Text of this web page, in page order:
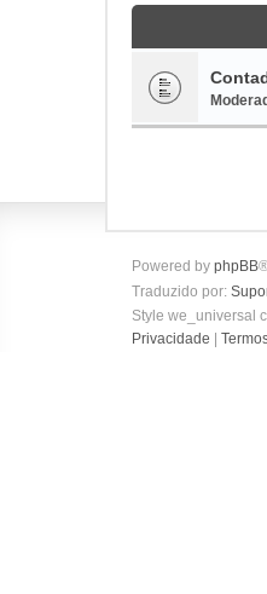
Powered by phpBB
Traduzido por:
Style we_universal
Privacidade